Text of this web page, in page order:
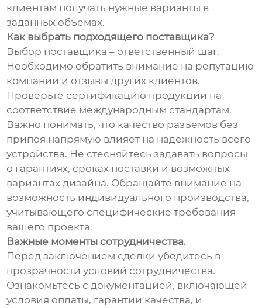
клиентам получать нужные варианты в
заданных объемах.
Как выбрать подходящего поставщика?
Выбор поставщика – ответственный шаг.
Необходимо обратить внимание на репутацию
компании и отзывы других клиентов.
Проверьте сертификацию продукции на
соответствие международным стандартам.
Важно понимать, что качество разъемов без
припоя напрямую влияет на надежность всего
устройства. Не стесняйтесь задавать вопросы
о гарантиях, сроках поставки и возможных
вариантах дизайна. Обращайте внимание на
возможность индивидуального производства,
учитывающего специфические требования
вашего проекта.
Важные моменты сотрудничества.
Перед заключением сделки убедитесь в
прозрачности условий сотрудничества.
Ознакомьтесь с документацией, включающей
условия оплаты, гарантии качества, и